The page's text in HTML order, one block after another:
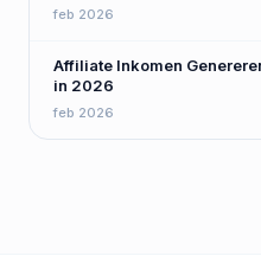
feb 2026
Affiliate Inkomen
in 2026
feb 2026